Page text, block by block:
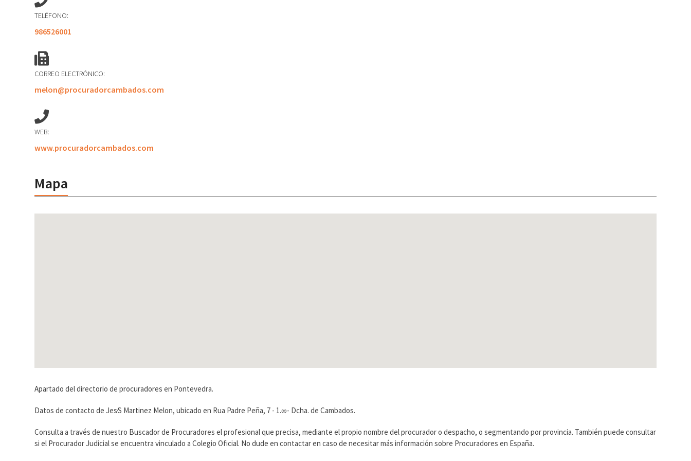
TELÉFONO:
986526001
CORREO ELECTRÓNICO:
melon@procuradorcambados.com
WEB:
www.procuradorcambados.com
Mapa
Apartado del directorio de procuradores en Pontevedra.
Datos de contacto de Jes⁄S Martinez Melon, ubicado en Rua Padre Peña, 7 - 1.∞- Dcha. de Cambados.
Consulta a través de nuestro Buscador de Procuradores el profesional que precisa, mediante el propio nombre del procurador o despacho, o segmentando por provincia. También puede consultar
si el Procurador Judicial se encuentra vinculado a Colegio Oficial. No dude en contactar en caso de necesitar más información sobre Procuradores en España.